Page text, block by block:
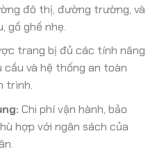
đô thị, đường trường, và
gồ ghề nhẹ.
trang bị đủ các tính năng
cầu và hệ thống an toàn
trình.
Chi phí vận hành, bảo
hợp với ngân sách của